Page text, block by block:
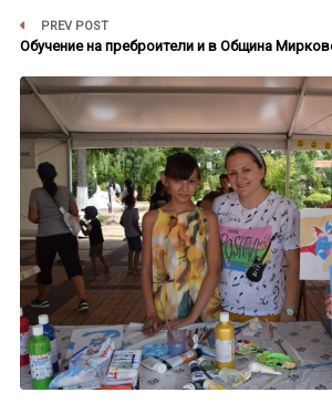
PREV POST
Обучение на преброители и в Община